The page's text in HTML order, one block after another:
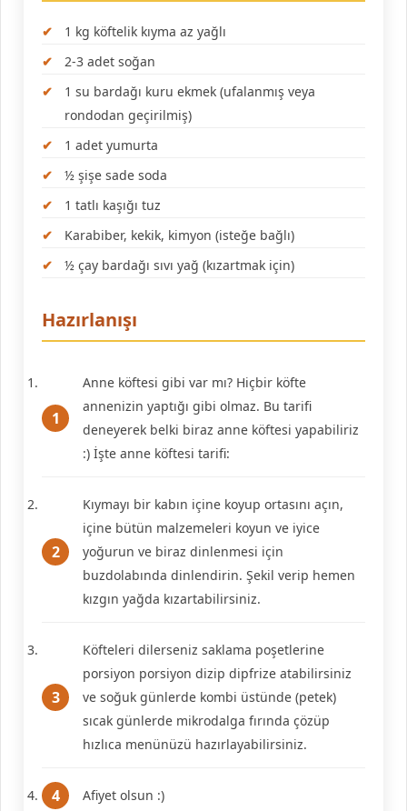
1 kg köftelik kıyma az yağlı
2-3 adet soğan
1 su bardağı kuru ekmek (ufalanmış veya
rondodan geçirilmiş)
1 adet yumurta
½ şişe sade soda
1 tatlı kaşığı tuz
Karabiber, kekik, kimyon (isteğe bağlı)
½ çay bardağı sıvı yağ (kızartmak için)
Hazırlanışı
Anne köftesi gibi var mı? Hiçbir köfte
annenizin yaptığı gibi olmaz. Bu tarifi
deneyerek belki biraz anne köftesi yapabiliriz
:) İşte anne köftesi tarifi:
Kıymayı bir kabın içine koyup ortasını açın,
içine bütün malzemeleri koyun ve iyice
yoğurun ve biraz dinlenmesi için
buzdolabında dinlendirin. Şekil verip hemen
kızgın yağda kızartabilirsiniz.
Köfteleri dilerseniz saklama poşetlerine
porsiyon porsiyon dizip dipfrize atabilirsiniz
ve soğuk günlerde kombi üstünde (petek)
sıcak günlerde mikrodalga fırında çözüp
hızlıca menünüzü hazırlayabilirsiniz.
Afiyet olsun :)